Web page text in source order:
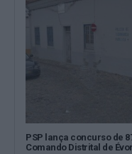
PSP lança concurso de
Comando Distrital de